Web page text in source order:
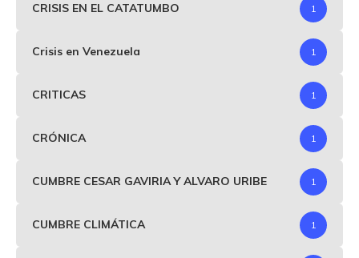
CRISIS EN EL CATATUMBO 1
Crisis en Venezuela 1
CRITICAS 1
CRÓNICA 1
CUMBRE CESAR GAVIRIA Y ALVARO URIBE 1
CUMBRE CLIMÁTICA 1